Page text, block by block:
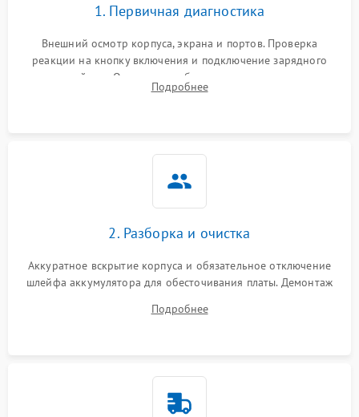
1. Первичная диагностика
Внешний осмотр корпуса, экрана и портов. Проверка
реакции на кнопку включения и подключение зарядного
устройства. Оценка потребления тока с помощью
лабораторного блока питания для локализации проблемы.
Подробнее
2. Разборка и очистка
Аккуратное вскрытие корпуса и обязательное отключение
шлейфа аккумулятора для обесточивания платы. Демонтаж
высохшей термопасты с кристаллов чипов.
Подробнее